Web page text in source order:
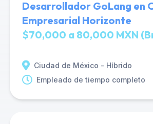
Desarrollador GoLang en
Empresarial Horizonte
$70,000 a 80,000 MXN
Ciudad de México - Híbrido
Empleado de tiempo completo